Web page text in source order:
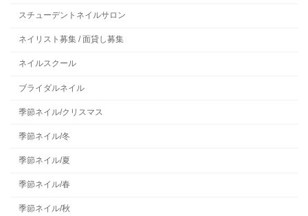
スチューデントネイルサロン
ネイリスト募集 / 面貸し募集
ネイルスクール
ブライダルネイル
季節ネイル/クリスマス
季節ネイル/冬
季節ネイル/夏
季節ネイル/春
季節ネイル/秋